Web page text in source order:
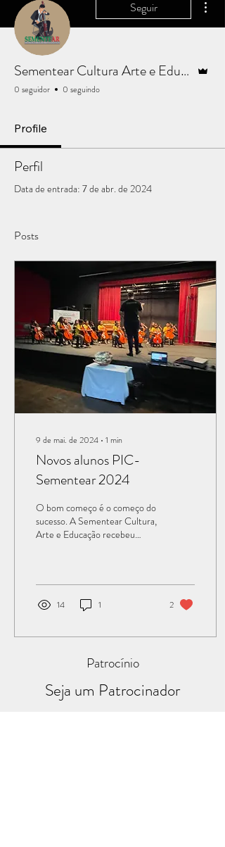
Seguir
Sementear Cultura Arte e Educação
0 seguidor 0 seguindo
Profile
Perfil
Data de entrada: 7 de abr. de 2024
Posts
9 de mai. de 2024 ∙ 1 min
Novos alunos PIC-
Sementear 2024
O bom começo é o começo do
sucesso. A Sementear Cultura,
Arte e Educação recebeu
14 1 2
Patrocínio
Seja um Patrocinador